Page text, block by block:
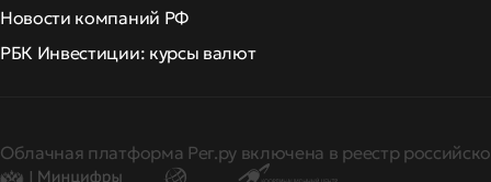
Новости компаний РФ
РБК Инвестиции: курсы валют
Облачная платформа Рег.ру включена в реестр